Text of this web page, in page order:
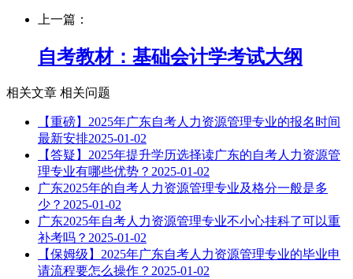
上一篇：
自考教材：基础会计学考试大纲
相关文章 相关问题
【重磅】2025年广东自考人力资源管理专业的报名时间
最新安排2025-01-02
【答疑】2025年提升学历选择读广东的自考人力资源管
理专业有哪些优势？ 2025-01-02
广东2025年的自考人力资源管理专业及格分一般是多
少？ 2025-01-02
广东2025年自考人力资源管理专业不小心挂科了可以重
补考吗？ 2025-01-02
【保姆级】2025年广东自考人力资源管理专业的毕业申
请流程要怎么操作？ 2025-01-02